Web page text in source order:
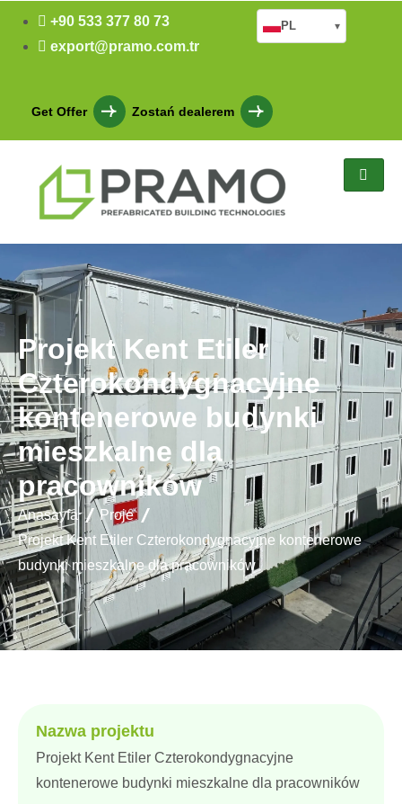
+90 533 377 80 73
export@pramo.com.tr
Get Offer Zostań dealerem
PL ▾
Projekt Kent Etiler
Czterokondygnacyjne
kontenerowe budynki
mieszkalne dla
pracowników
Anasayfa
Proje
Projekt Kent Etiler Czterokondygnacyjne kontenerowe
budynki mieszkalne dla pracowników
Nazwa projektu
Projekt Kent Etiler Czterokondygnacyjne
kontenerowe budynki mieszkalne dla pracowników